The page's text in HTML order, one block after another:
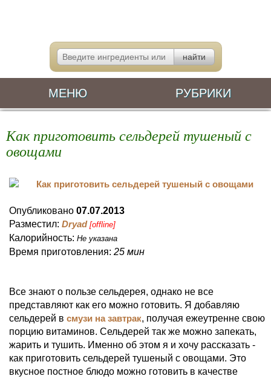
МЕНЮ РУБРИКИ
Как приготовить сельдерей тушеный с
овощами
Опубликовано 07.07.2013
Разместил: Dryad [offline]
Калорийность: Не указана
Время приготовления: 25 мин
Все знают о пользе сельдерея, однако не все
представляют как его можно готовить. Я добавляю
сельдерей в смузи на завтрак, получая ежеутренне свою
порцию витаминов. Сельдерей так же можно запекать,
жарить и тушить. Именно об этом я и хочу рассказать -
как приготовить сельдерей тушеный с овощами. Это
вкусное постное блюдо можно готовить в качестве